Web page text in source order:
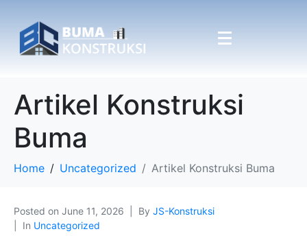
Artikel Konstruksi
Buma
Home Uncategorized Artikel Konstruksi Buma
Posted on June 11, 2026 By JS-Konstruksi
In Uncategorized